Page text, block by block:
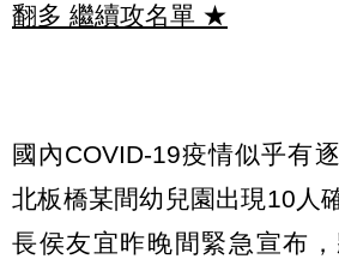
翻多 繼續攻名單 ★
國內COVID-19疫情似乎有
北板橋某間幼兒園出現10人
長侯友宜昨晚間緊急宣布